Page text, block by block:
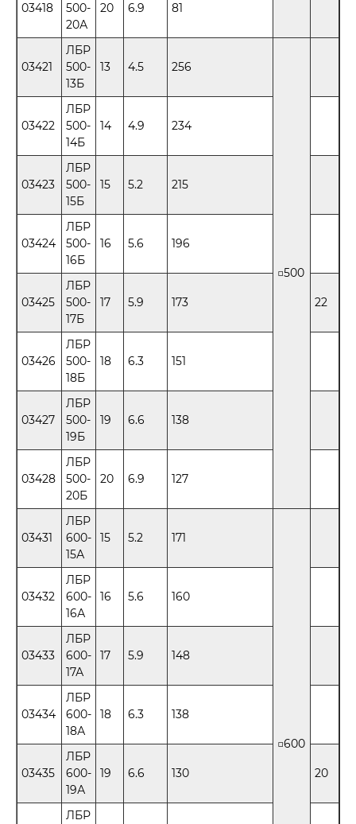
03418
500-
20А
20 6.9 81
03421
ЛБР
500-
13Б
13 4.5 256
□500
03422
ЛБР
500-
14Б
14 4.9 234
03423
ЛБР
500-
15Б
15 5.2 215
03424
ЛБР
500-
16Б
16 5.6 196
03425
ЛБР
500-
17Б
17 5.9 173 22
03426
ЛБР
500-
18Б
18 6.3 151
03427
ЛБР
500-
19Б
19 6.6 138
03428
ЛБР
500-
20Б
20 6.9 127
03431
ЛБР
600-
15А
15 5.2 171
□600
03432
ЛБР
600-
16А
16 5.6 160
03433
ЛБР
600-
17А
17 5.9 148
03434
ЛБР
600-
18А
18 6.3 138
03435
ЛБР
600-
19А
19 6.6 130 20
ЛБР